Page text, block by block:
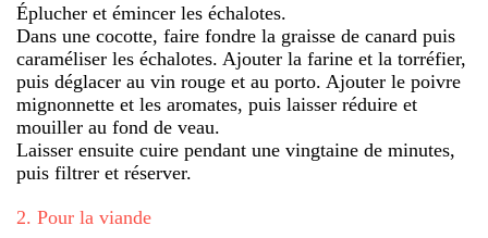
Éplucher et émincer les échalotes.
Dans une cocotte, faire fondre la graisse de canard puis
caraméliser les échalotes. Ajouter la farine et la torréfier,
puis déglacer au vin rouge et au porto. Ajouter le poivre
mignonnette et les aromates, puis laisser réduire et
mouiller au fond de veau.
Laisser ensuite cuire pendant une vingtaine de minutes,
puis filtrer et réserver.
2. Pour la viande